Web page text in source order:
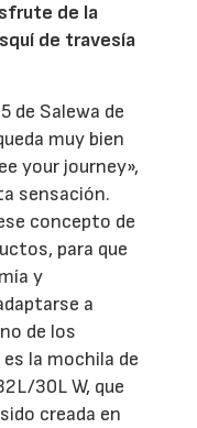
de la
de travesía
de Salewa de
muy bien
your journey»,
sensación.
concepto de
para que
y
a
de los
la mochila de
30L W, que
creada en